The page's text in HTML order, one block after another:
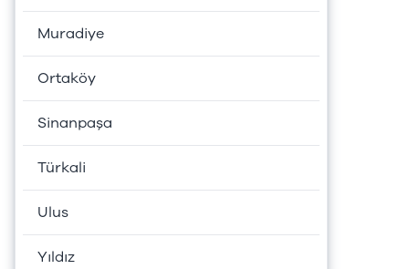
Muradiye
Ortaköy
Sinanpaşa
Türkali
Ulus
Yıldız